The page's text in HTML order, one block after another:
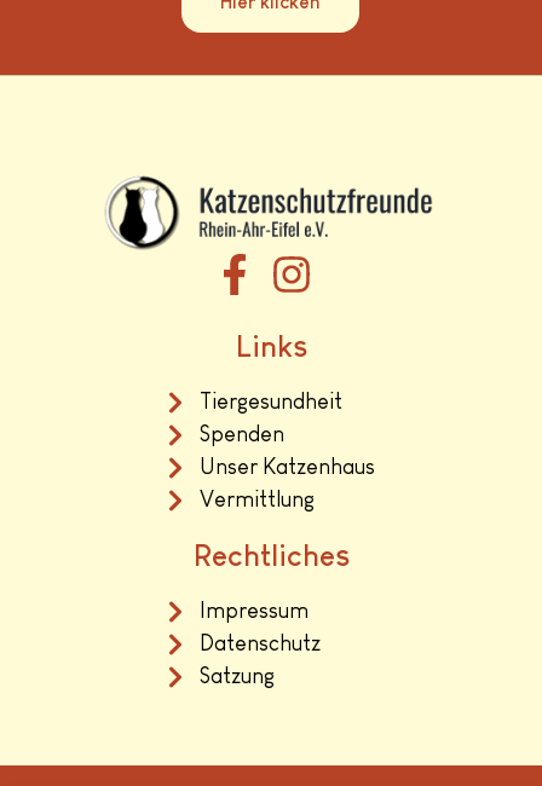
Links
Tiergesundheit
Spenden
Unser Katzenhaus
Vermittlung
Rechtliches
Impressum
Datenschutz
Satzung